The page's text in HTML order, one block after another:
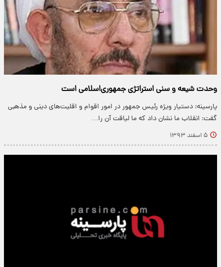
وحدت شیعه ‌و ‌سنی استراتژی جمهوری‌اسلامی است
پارسینه: دستیار ویژه رئیس جمهور در امور اقوام و اقلیت‌های دینی و مذهبی
گفت: انقلاب ما نشان داد که ما لیاقت آن را…
۵ اسفند ۱۳۹۳